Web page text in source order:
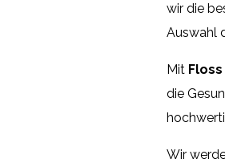
wir die
Auswahl
Mit Floss
die
Wir